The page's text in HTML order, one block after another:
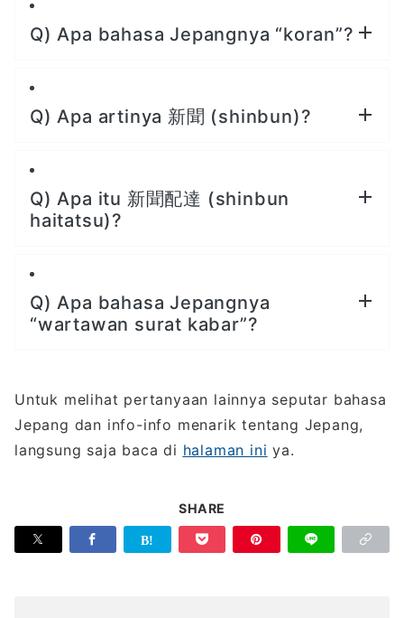
Q) Apa bahasa Jepangnya “koran”?
Q) Apa artinya 新聞 (shinbun)?
Q) Apa itu 新聞配達 (shinbun
haitatsu)?
Q) Apa bahasa Jepangnya
“wartawan surat kabar”?
Untuk melihat pertanyaan lainnya seputar bahasa
Jepang dan info-info menarik tentang Jepang,
langsung saja baca di halaman ini ya.
SHARE